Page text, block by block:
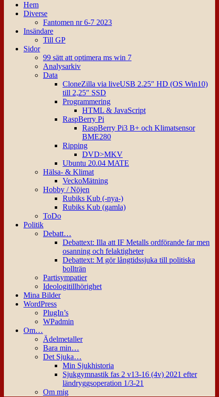
Hem
Diverse
Fantomen nr 6-7 2023
Insändare
Till GP
Sidor
99 sätt att optimera ms win 7
Analysarkiv
Data
CloneZilla via liveUSB 2.25″ HD (OS Win10)
till 2,25″ SSD
Programmering
HTML & JavaScript
RaspBerry Pi
RaspBerry Pi3 B+ och Klimatsensor
BME280
Ripping
DVD>MKV
Ubuntu 20.04 MATE
Hälsa- & Klimat
VeckoMätning
Hobby / Nöjen
Rubiks Kub (-nya-)
Rubiks Kub (gamla)
ToDo
Politik
Debatt…
Debattext: Illa att IF Metalls ordförande far men
osanning och felaktigheter
Debattext: M gör långtidssjuka till politiska
bollträn
Partisympatier
Ideologitillhörighet
Mina Bilder
WordPress
PlugIn’s
WPadmin
Om…
Ädelmetaller
Bara min…
Det Sjuka…
Min Sjukhistoria
Sjukgymnastik fas 2 v13-16 (4v) 2021 efter
ländryggsoperation 1/3-21
Om mig